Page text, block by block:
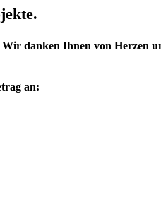
danken Ihnen von Herzen
an: